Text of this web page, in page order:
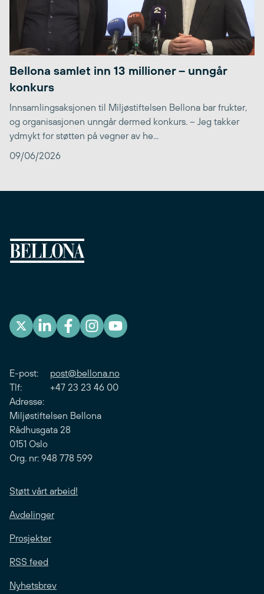
Bellona samlet inn 13 millioner – unngår
konkurs
Innsamlingsaksjonen til Miljøstiftelsen Bellona bar frukter,
og organisasjonen unngår dermed konkurs. – Jeg takker
ydmykt for støtten på vegner av he...
09/06/2026
E-post: post@bellona.no
Tlf: +47 23 23 46 00
Adresse:
Miljøstiftelsen Bellona
Rådhusgata 28
0151 Oslo
Org. nr: 948 778 599
Støtt vårt arbeid!
Avdelinger
Prosjekter
RSS feed
Nyhetsbrev